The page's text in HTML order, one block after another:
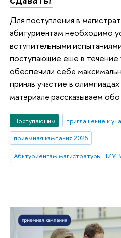
Для поступления в
абитуриентам необходимо
вступительными
поступающие еще в течение
обеспечили себе
приняв участие в олимпиадах
материале рассказываем
Поступающим приглашение к
приемная кампания 2026